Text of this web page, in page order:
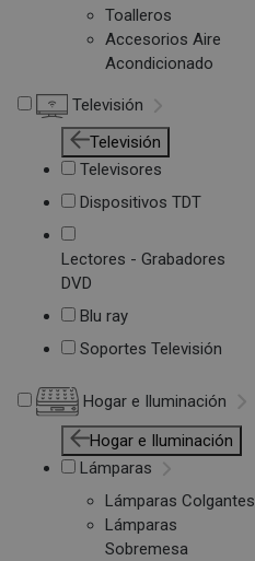
Toalleros
Accesorios Aire
Acondicionado
Televisión
Televisión
Televisores
Dispositivos TDT
Lectores - Grabadores
DVD
Blu ray
Soportes Televisión
Hogar e Iluminación
Hogar e Iluminación
Lámparas
Lámparas Colgantes
Lámparas
Sobremesa